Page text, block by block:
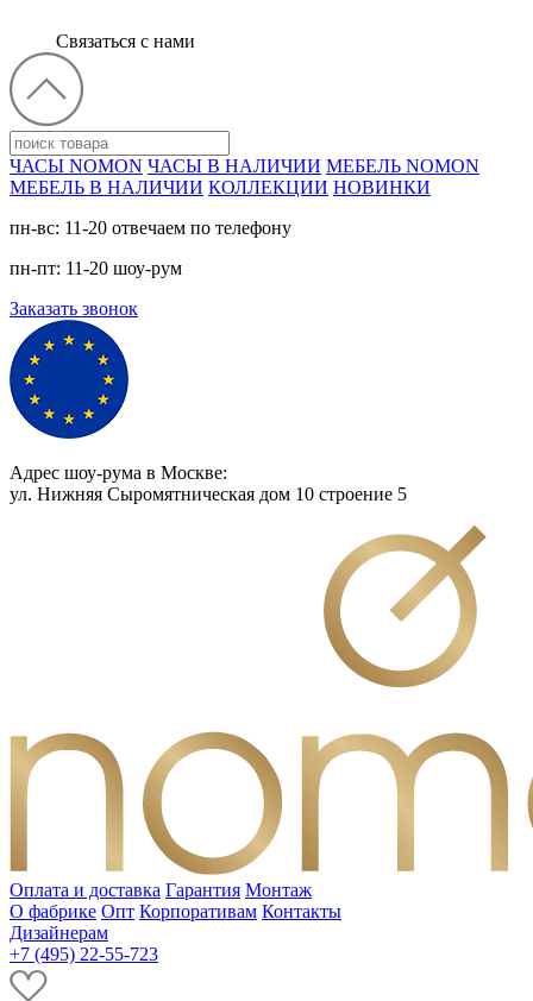
Связаться с нами
ЧАСЫ NOMON ЧАСЫ В НАЛИЧИИ МЕБЕЛЬ NOMON
МЕБЕЛЬ В НАЛИЧИИ КОЛЛЕКЦИИ НОВИНКИ
пн-вс: 11-20 отвечаем по телефону
пн-пт: 11-20 шоу-рум
Заказать звонок
Адрес шоу-рума в Москве:
ул. Нижняя Сыромятническая дом 10 cтроение 5
Оплата и доставка Гарантия Монтаж
О фабрике Опт Корпоративам Контакты
Дизайнерам
+7 (495) 22-55-723